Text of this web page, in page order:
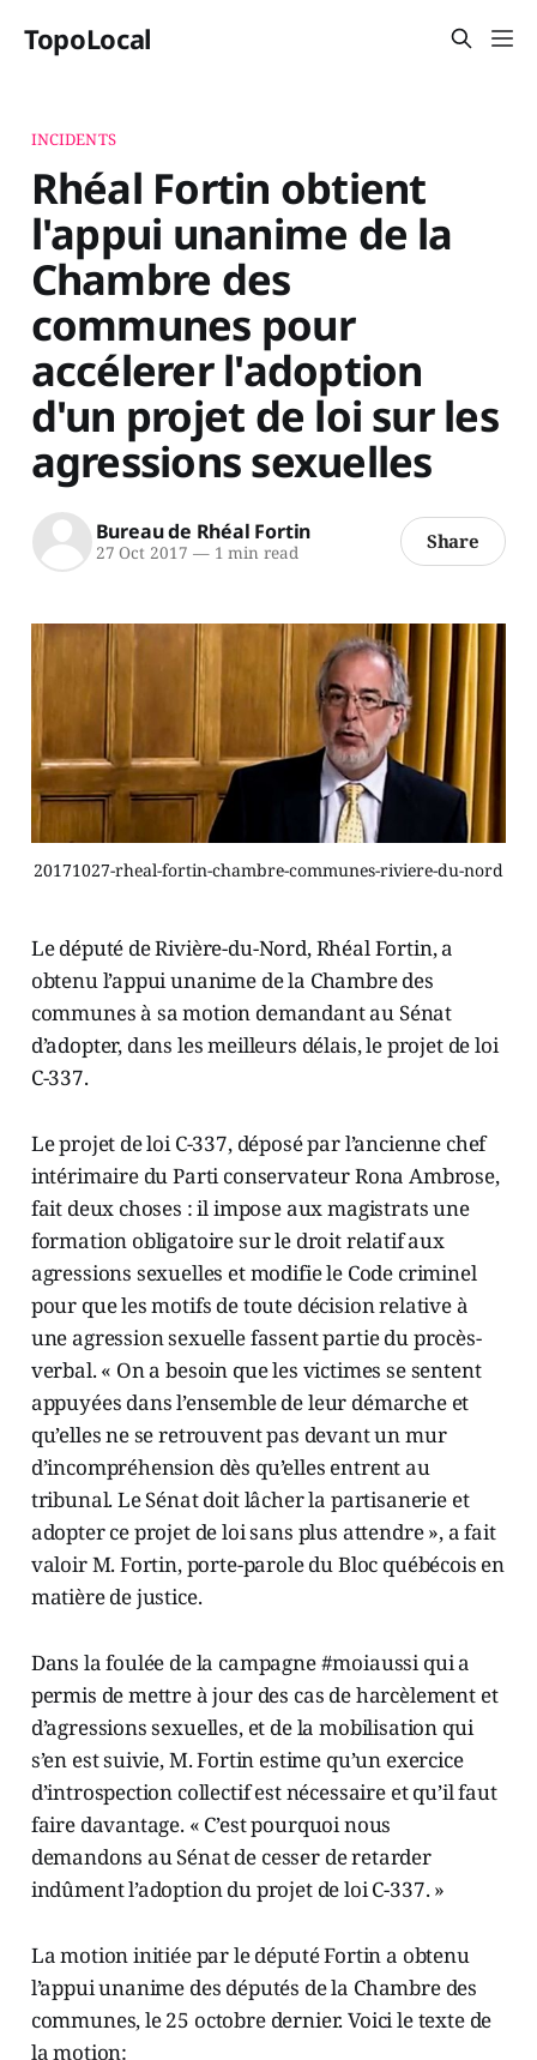
TopoLocal
INCIDENTS
Rhéal Fortin obtient
l'appui unanime de la
Chambre des
communes pour
accélerer l'adoption
d'un projet de loi sur les
agressions sexuelles
Bureau de Rhéal Fortin
27 Oct 2017 —1 min read Share
20171027-rheal-fortin-chambre-communes-riviere-du-nord
Le député de Rivière-du-Nord, Rhéal Fortin, a
obtenu l’appui unanime de la Chambre des
communes à sa motion demandant au Sénat
d’adopter, dans les meilleurs délais, le projet de loi
C-337.
Le projet de loi C-337, déposé par l’ancienne chef
intérimaire du Parti conservateur Rona Ambrose,
fait deux choses : il impose aux magistrats une
formation obligatoire sur le droit relatif aux
agressions sexuelles et modifie le Code criminel
pour que les motifs de toute décision relative à
une agression sexuelle fassent partie du procès-
verbal. « On a besoin que les victimes se sentent
appuyées dans l’ensemble de leur démarche et
qu’elles ne se retrouvent pas devant un mur
d’incompréhension dès qu’elles entrent au
tribunal. Le Sénat doit lâcher la partisanerie et
adopter ce projet de loi sans plus attendre », a fait
valoir M. Fortin, porte-parole du Bloc québécois en
matière de justice.
Dans la foulée de la campagne #moiaussi qui a
permis de mettre à jour des cas de harcèlement et
d’agressions sexuelles, et de la mobilisation qui
s’en est suivie, M. Fortin estime qu’un exercice
d’introspection collectif est nécessaire et qu’il faut
faire davantage. « C’est pourquoi nous
demandons au Sénat de cesser de retarder
indûment l’adoption du projet de loi C-337. »
La motion initiée par le député Fortin a obtenu
l’appui unanime des députés de la Chambre des
communes, le 25 octobre dernier. Voici le texte de
la motion: